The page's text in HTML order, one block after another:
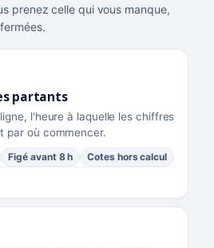
prenez celle qui vous manque,
partants
l'heure à laquelle les chiffres
par où commencer.
Figé avant 8 h Cotes hors calcul